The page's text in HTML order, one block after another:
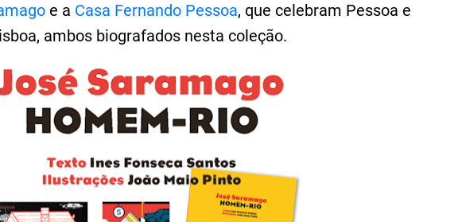
e a Casa Fernando Pessoa, que celebram Pessoa e
ambos biografados nesta coleção.